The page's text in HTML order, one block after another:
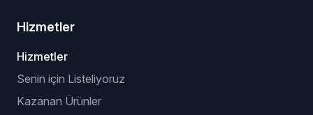
Hizmetler
Hizmetler
Senin için Listeliyoruz
Kazanan Ürünler